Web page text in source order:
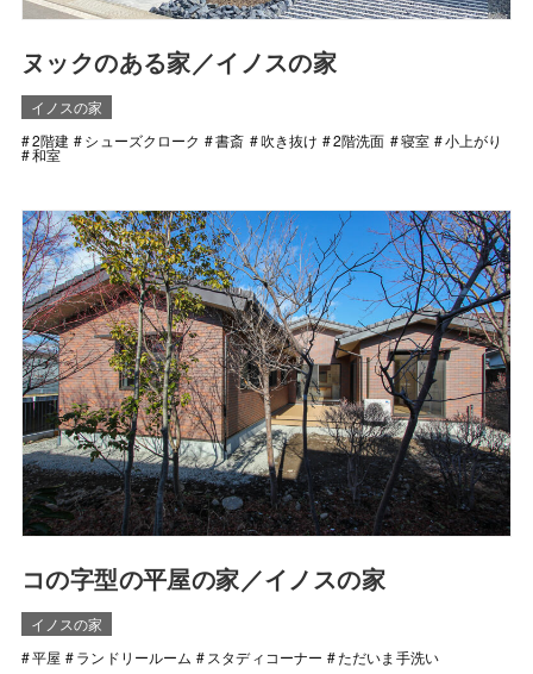
ヌックのある家／イノスの家
イノスの家
2階建
シューズクローク 書斎 吹き抜け 2階洗面 寝室 小上がり
和室
コの字型の平屋の家／イノスの家
イノスの家
平屋
ランドリールーム スタディコーナー ただいま手洗い